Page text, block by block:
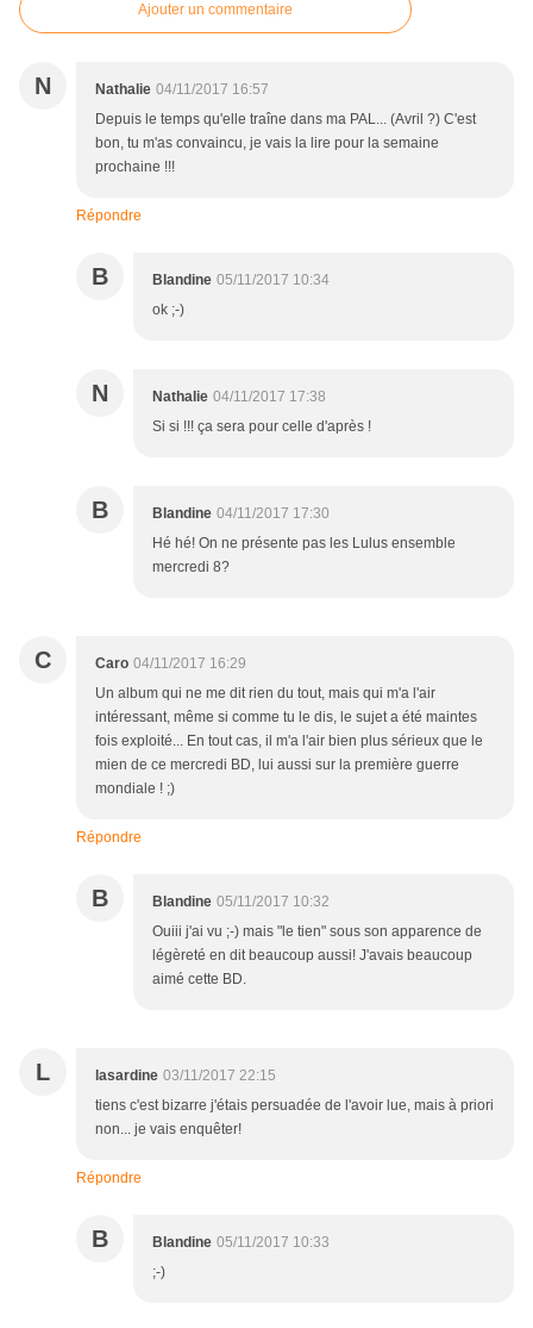
Ajouter un commentaire
N Nathalie 04/11/2017 16:57
Depuis le temps qu'elle traîne dans ma PAL... (Avril ?) C'est
bon, tu m'as convaincu, je vais la lire pour la semaine
prochaine !!!
Répondre
B Blandine 05/11/2017 10:34
ok ;-)
N Nathalie 04/11/2017 17:38
Si si !!! ça sera pour celle d'après !
B Blandine 04/11/2017 17:30
Hé hé! On ne présente pas les Lulus ensemble
mercredi 8?
C Caro 04/11/2017 16:29
Un album qui ne me dit rien du tout, mais qui m'a l'air
intéressant, même si comme tu le dis, le sujet a été maintes
fois exploité... En tout cas, il m'a l'air bien plus sérieux que le
mien de ce mercredi BD, lui aussi sur la première guerre
mondiale ! ;)
Répondre
B Blandine 05/11/2017 10:32
Ouiii j'ai vu ;-) mais "le tien" sous son apparence de
légèreté en dit beaucoup aussi! J'avais beaucoup
aimé cette BD.
L lasardine 03/11/2017 22:15
tiens c'est bizarre j'étais persuadée de l'avoir lue, mais à priori
non... je vais enquêter!
Répondre
B Blandine 05/11/2017 10:33
;-)